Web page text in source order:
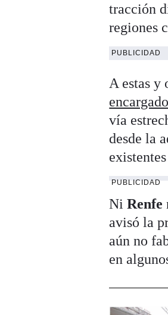
tracción
regiones
PUBLICIDAD
A estas y
vía
desde la
PUBLICIDAD
NiRenfe
avisó la
aún no
en